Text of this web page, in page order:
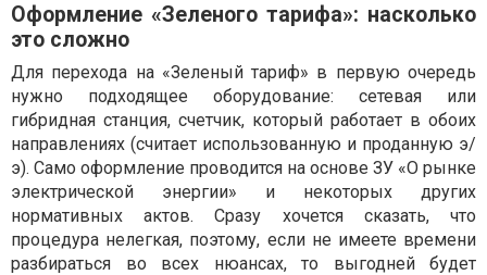
Оформление «Зеленого тарифа»: насколько
это сложно
Для перехода на «Зеленый тариф» в первую очередь
нужно подходящее оборудование: сетевая или
гибридная станция, счетчик, который работает в обоих
направлениях (считает использованную и проданную э/
э). Само оформление проводится на основе ЗУ «О рынке
электрической энергии» и некоторых других
нормативных актов. Сразу хочется сказать, что
процедура нелегкая, поэтому, если не имеете времени
разбираться во всех нюансах, то выгодней будет